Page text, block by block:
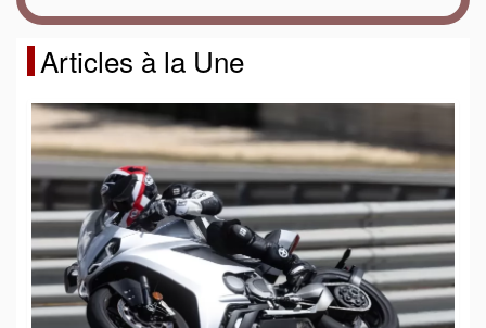
Articles à la Une